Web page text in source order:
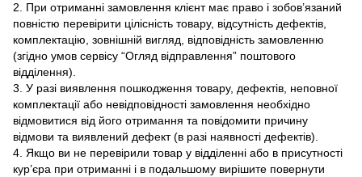
2. При отриманні замовлення клієнт має право і зобов’язаний
повністю перевірити цілісність товару, відсутність дефектів,
комплектацію, зовнішній вигляд, відповідність замовленню
(згідно умов сервісу “Огляд відправлення” поштового
відділення).
3. У разі виявлення пошкодження товару, дефектів, неповної
комплектації або невідповідності замовлення необхідно
відмовитися від його отримання та повідомити причину
відмови та виявлений дефект (в разі наявності дефектів).
4. Якщо ви не перевірили товар у відділенні або в присутності
кур’єра при отриманні і в подальшому вирішите повернути